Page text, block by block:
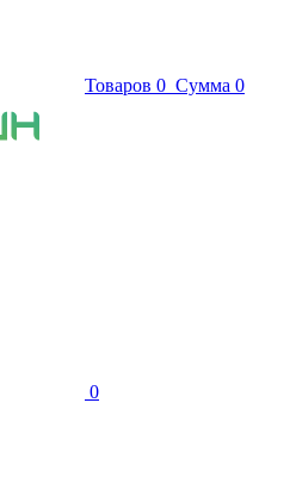
Товаров 0 Сумма 0
0